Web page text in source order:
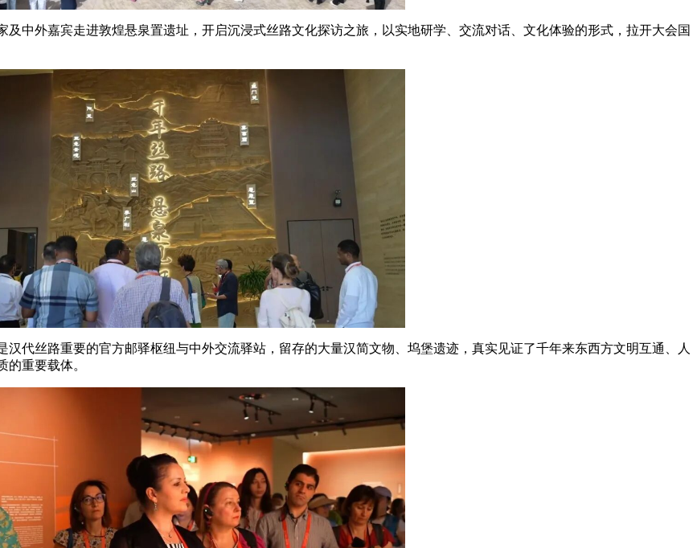
中外嘉宾走进敦煌悬泉置遗址，开启沉浸式丝路文化探访之旅，以实地研学、交流对话、文化体验的形式，拉开大会国
代丝路重要的官方邮驿枢纽与中外交流驿站，留存的大量汉简文物、坞堡遗迹，真实见证了千年来东西方文明互通、人
重要载体。